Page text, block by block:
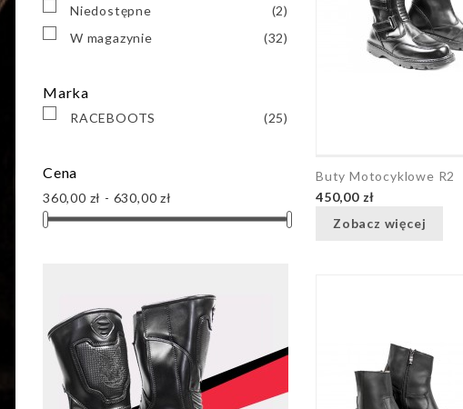
Niedostępne
(2)
W magazynie
(32)
Marka
RACEBOOTS (25)
Cena
360,00 zł - 630,00 zł
Buty Motocyklowe R2
450,00 zł
Zobacz więcej